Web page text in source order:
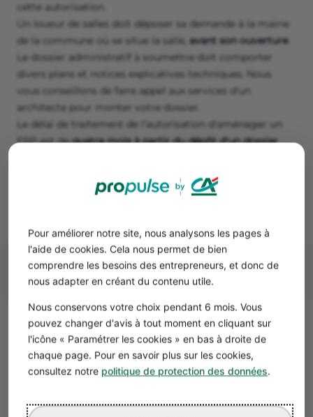
Pour améliorer notre site, nous analysons les pages à
l'aide de cookies. Cela nous permet de bien
comprendre les besoins des entrepreneurs, et donc de
nous adapter en créant du contenu utile.
Nous conservons votre choix pendant 6 mois. Vous
pouvez changer d'avis à tout moment en cliquant sur
l'icône « Paramétrer les cookies » en bas à droite de
chaque page. Pour en savoir plus sur les cookies,
consultez notre politique de protection des données.
cette autorisation.
Un loueur de salles doit déposer sa demande à la mairie
de la commune où se situe la salle, avant son ouverture.
Le dossier administratif à soumettre doit comporter
divers plans et notices explicatives techniques. Nous
vous conseillons de faire appel aux services d'un
architecte pour monter votre dossier.
Le délai de traitement de l'autorisation d'aménager un
ERP est dequatre mois à partir du dépôt d'un dossier
l'approbation des commissions de sécurité et
d'accessibilité. Sans cette autorisation, le professionnel
Le contrat de location de salle
privée
Pour sécuriser la relation entre le propriétaire de la salle
obligatoire.